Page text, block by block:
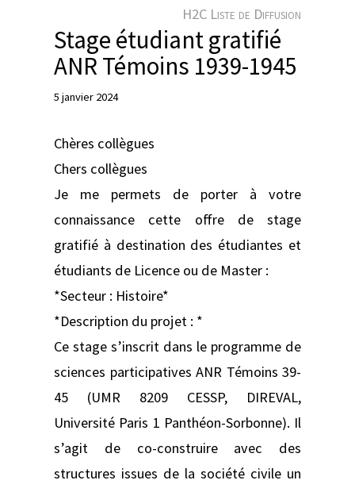
H2C Liste de Diffusion
Stage étudiant gratifié
ANR Témoins 1939-1945
5 janvier 2024
Chères collègues
Chers collègues
Je me permets de porter à votre
connaissance cette offre de stage
gratifié à destination des étudiantes et
étudiants de Licence ou de Master :
*Secteur : Histoire*
*Description du projet : *
Ce stage s’inscrit dans le programme de
sciences participatives ANR Témoins 39-
45 (UMR 8209 CESSP, DIREVAL,
Université Paris 1 Panthéon-Sorbonne). Il
s’agit de co-construire avec des
structures issues de la société civile un